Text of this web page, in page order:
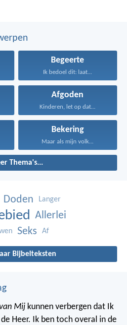
Begeerte
Ik bedoel dit: laat...
Afgoden
Kinderen, let op dat...
Bekering
Maar als mijn volk...
Thema's...
Doden Langer
Allerlei
Seks Af
Bijbelteksten
Mij kunnen verbergen dat Ik
Heer. Ik ben toch overal in de